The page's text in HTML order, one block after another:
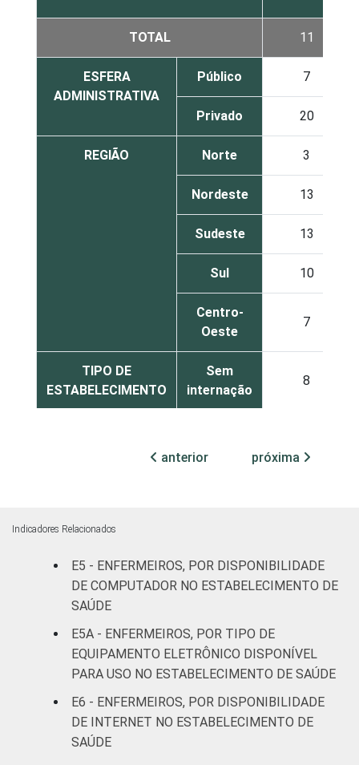
TOTAL 11
ESFERA
ADMINISTRATIVA
Público 7
Privado 20
REGIÃO Norte 3
Nordeste 13
Sudeste 13
Sul 10
Centro-
Oeste
7
TIPO DE
ESTABELECIMENTO
Sem
internação
8
internação
7
(mais de
50 leitos)
FAIXA ETÁRIA
Até 30
anos
13
De 31 a 40
7
anterior próxima
Indicadores Relacionados
E5 - ENFERMEIROS, POR DISPONIBILIDADE
DE COMPUTADOR NO ESTABELECIMENTO DE
SAÚDE
E5A - ENFERMEIROS, POR TIPO DE
EQUIPAMENTO ELETRÔNICO DISPONÍVEL
PARA USO NO ESTABELECIMENTO DE SAÚDE
E6 - ENFERMEIROS, POR DISPONIBILIDADE
DE INTERNET NO ESTABELECIMENTO DE
SAÚDE